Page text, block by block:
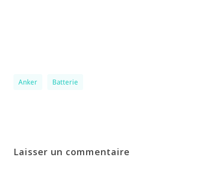
Anker Batterie
Laisser un commentaire